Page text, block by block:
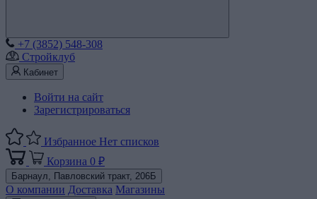
+7 (3852) 548-308
Стройклуб
Кабинет
Войти на сайт
Зарегистрироваться
Избранное Нет списков
Корзина 0 ₽
Барнаул, Павловский тракт, 206Б
О компании Доставка Магазины